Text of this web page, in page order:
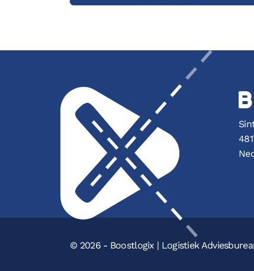
© 2026 - Boostlogix | Logistiek